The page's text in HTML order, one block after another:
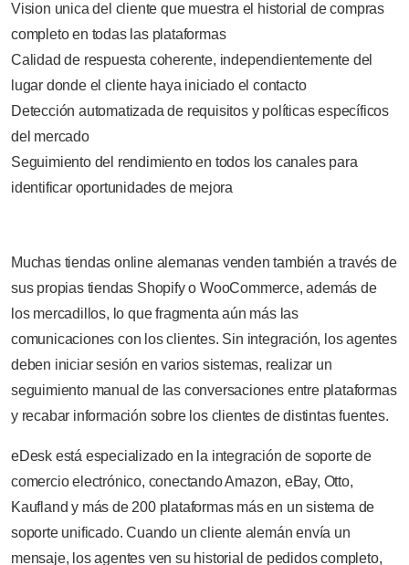
Vision unica del cliente que muestra el historial de compras
completo en todas las plataformas
Calidad de respuesta coherente, independientemente del
lugar donde el cliente haya iniciado el contacto
Detección automatizada de requisitos y políticas específicos
del mercado
Seguimiento del rendimiento en todos los canales para
identificar oportunidades de mejora
Muchas tiendas online alemanas venden también a través de
sus propias tiendas Shopify o WooCommerce, además de
los mercadillos, lo que fragmenta aún más las
comunicaciones con los clientes. Sin integración, los agentes
deben iniciar sesión en varios sistemas, realizar un
seguimiento manual de las conversaciones entre plataformas
y recabar información sobre los clientes de distintas fuentes.
eDesk está especializado en la integración de soporte de
comercio electrónico, conectando Amazon, eBay, Otto,
Kaufland y más de 200 plataformas más en un sistema de
soporte unificado. Cuando un cliente alemán envía un
mensaje, los agentes ven su historial de pedidos completo,